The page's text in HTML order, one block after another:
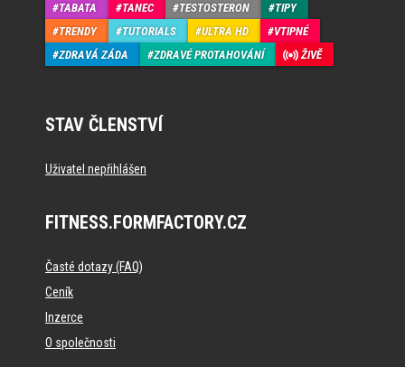
TABATA
TANEC TESTOSTERON
TIPY
TRENDY
TUTORIALS ULTRA HD
VTIPNÉ
ZDRAVÁ ZÁDA
ZDRAVÉ PROTAHOVÁNÍ ŽIVĚ
STAV ČLENSTVÍ
Uživatel nepřihlášen
FITNESS.FORMFACTORY.CZ
Časté dotazy (FAQ)
Ceník
Inzerce
O společnosti